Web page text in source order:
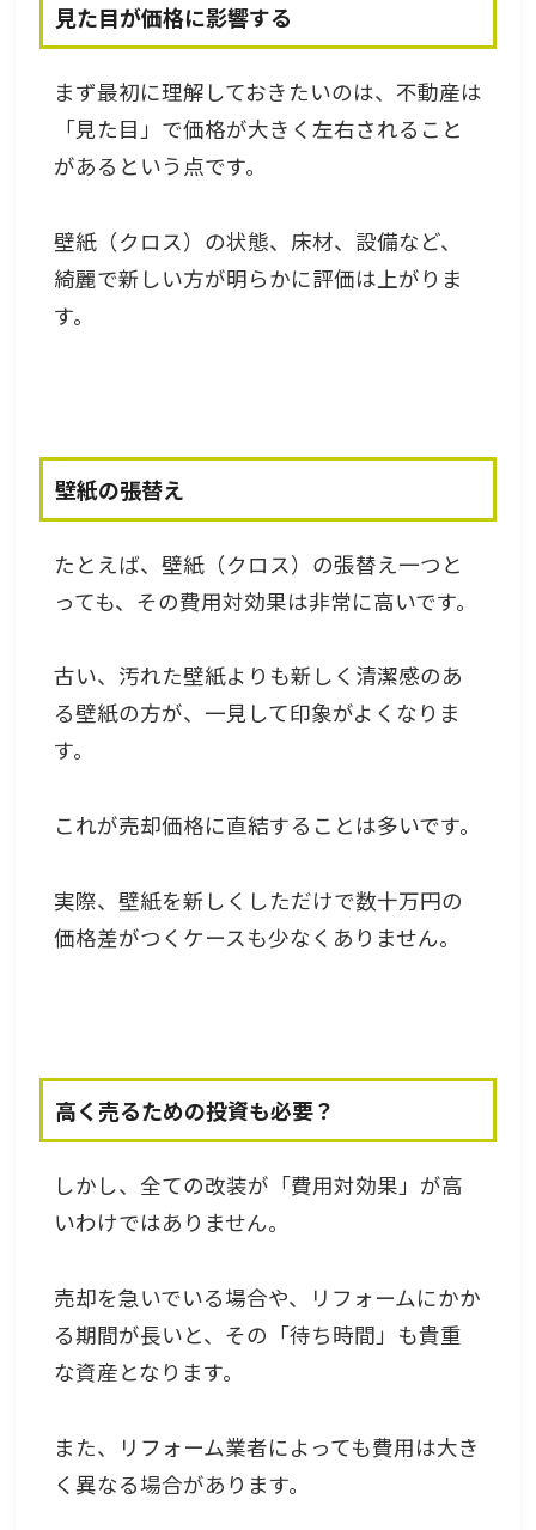
見た目が価格に影響する
まず最初に理解しておきたいのは、不動産は
「見た目」で価格が大きく左右されること
があるという点です。
壁紙（クロス）の状態、床材、設備など、
綺麗で新しい方が明らかに評価は上がりま
す。
壁紙の張替え
たとえば、壁紙（クロス）の張替え一つと
っても、その費用対効果は非常に高いです。
古い、汚れた壁紙よりも新しく清潔感のあ
る壁紙の方が、一見して印象がよくなりま
す。
これが売却価格に直結することは多いです。
実際、壁紙を新しくしただけで数十万円の
価格差がつくケースも少なくありません。
高く売るための投資も必要？
しかし、全ての改装が「費用対効果」が高
いわけではありません。
売却を急いでいる場合や、リフォームにかか
る期間が長いと、その「待ち時間」も貴重
な資産となります。
また、リフォーム業者によっても費用は大き
く異なる場合があります。